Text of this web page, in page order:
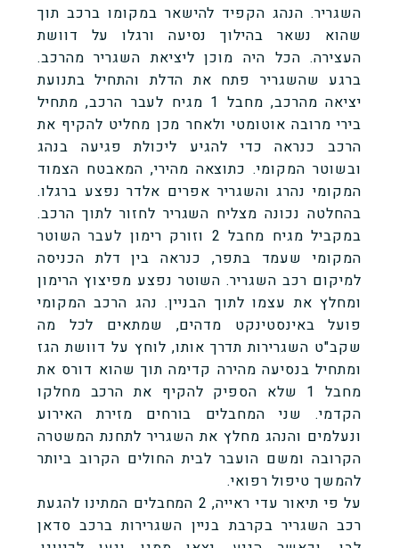
השגריר. הנהג הקפיד להישאר במקומו ברכב תוך
שהוא נשאר בהילוך נסיעה ורגלו על דוושת
העצירה. הכל היה מוכן ליציאת השגריר מהרכב.
ברגע שהשגריר פתח את הדלת והתחיל בתנועת
יציאה מהרכב, מחבל 1 מגיח לעבר הרכב, מתחיל
בירי מרובה אוטומטי ולאחר מכן מחליט להקיף את
הרכב כנראה כדי להגיע ליכולת פגיעה בנהג
ובשוטר המקומי. כתוצאה מהירי, המאבטח הצמוד
המקומי נהרג והשגריר אפרים אלדר נפצע ברגלו.
בהחלטה נכונה מצליח השגריר לחזור לתוך הרכב.
במקביל מגיח מחבל 2 וזורק רימון לעבר השוטר
המקומי שעמד בתפר, כנראה בין דלת הכניסה
למיקום רכב השגריר. השוטר נפצע מפיצוץ הרימון
ומחלץ את עצמו לתוך הבניין. נהג הרכב המקומי
פועל באינסטינקט מדהים, שמתאים לכל מה
שקב"ט השגרירות תדרך אותו, לוחץ על דוושת הגז
ומתחיל בנסיעה מהירה קדימה תוך שהוא דורס את
מחבל 1 שלא הספיק להקיף את הרכב מחלקו
הקדמי. שני המחבלים בורחים מזירת האירוע
ונעלמים והנהג מחלץ את השגריר לתחנת המשטרה
הקרובה ומשם הועבר לבית החולים הקרוב ביותר
להמשך טיפול רפואי.
על פי תיאור עדי ראייה, 2 המחבלים המתינו להגעת
רכב השגריר בקרבת בניין השגרירות ברכב סדאן